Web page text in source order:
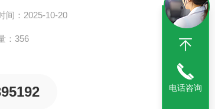
间：2025-10-20
：356
电话咨询